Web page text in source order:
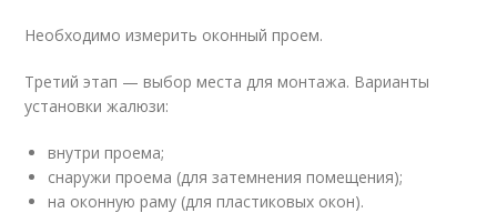
Необходимо измерить оконный проем.
Третий этап — выбор места для монтажа. Варианты
установки жалюзи:
внутри проема;
снаружи проема (для затемнения помещения);
на оконную раму (для пластиковых окон).